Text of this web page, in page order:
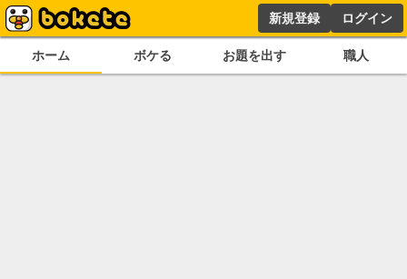
新規登録 ログイン
ホーム ボケる お題を出す 職人